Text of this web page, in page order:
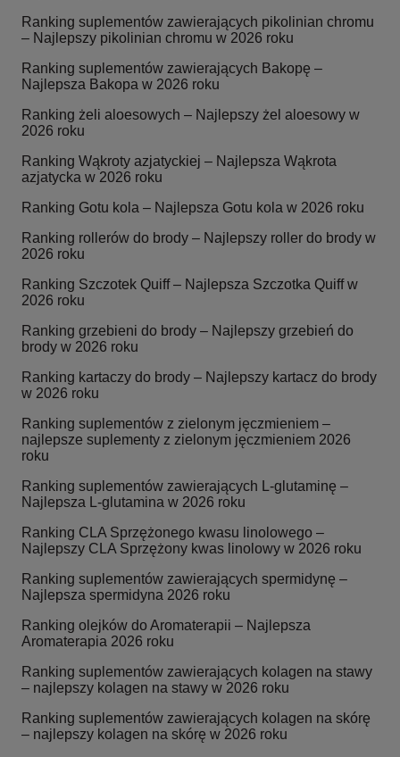
Ranking suplementów zawierających pikolinian chromu
– Najlepszy pikolinian chromu w 2026 roku
Ranking suplementów zawierających Bakopę –
Najlepsza Bakopa w 2026 roku
Ranking żeli aloesowych – Najlepszy żel aloesowy w
2026 roku
Ranking Wąkroty azjatyckiej – Najlepsza Wąkrota
azjatycka w 2026 roku
Ranking Gotu kola – Najlepsza Gotu kola w 2026 roku
Ranking rollerów do brody – Najlepszy roller do brody w
2026 roku
Ranking Szczotek Quiff – Najlepsza Szczotka Quiff w
2026 roku
Ranking grzebieni do brody – Najlepszy grzebień do
brody w 2026 roku
Ranking kartaczy do brody – Najlepszy kartacz do brody
w 2026 roku
Ranking suplementów z zielonym jęczmieniem –
najlepsze suplementy z zielonym jęczmieniem 2026
roku
Ranking suplementów zawierających L-glutaminę –
Najlepsza L-glutamina w 2026 roku
Ranking CLA Sprzężonego kwasu linolowego –
Najlepszy CLA Sprzężony kwas linolowy w 2026 roku
Ranking suplementów zawierających spermidynę –
Najlepsza spermidyna 2026 roku
Ranking olejków do Aromaterapii – Najlepsza
Aromaterapia 2026 roku
Ranking suplementów zawierających kolagen na stawy
– najlepszy kolagen na stawy w 2026 roku
Ranking suplementów zawierających kolagen na skórę
– najlepszy kolagen na skórę w 2026 roku